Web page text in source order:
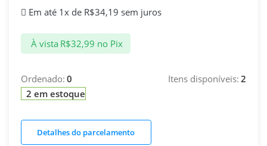
Em até 1x de R$34,19 sem juros
À vista R$32,99 no Pix
Ordenado: 0 Itens disponíveis: 2
2 em estoque
Detalhes do parcelamento